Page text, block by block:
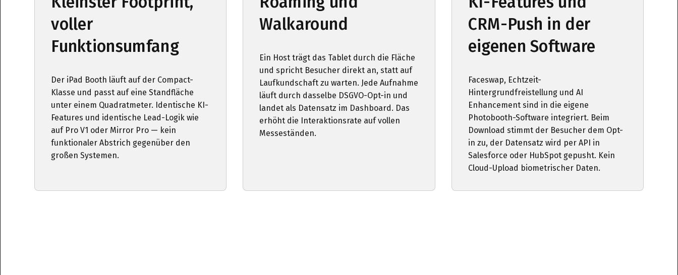
voller
Funktionsumfang
Der iPad Booth läuft auf der Compact-
Klasse und passt auf eine Standfläche
unter einem Quadratmeter. Identische KI-
Features und identische Lead-Logik wie
auf Pro V1 oder Mirror Pro — kein
funktionaler Abstrich gegenüber den
großen Systemen.
Walkaround
Ein Host trägt das Tablet durch die Fläche
und spricht Besucher direkt an, statt auf
Laufkundschaft zu warten. Jede Aufnahme
läuft durch dasselbe DSGVO-Opt-in und
landet als Datensatz im Dashboard. Das
erhöht die Interaktionsrate auf vollen
Messeständen.
CRM-Push in der
eigenen Software
Faceswap, Echtzeit-
Hintergrundfreistellung und AI
Enhancement sind in die eigene
Photobooth-Software integriert. Beim
Download stimmt der Besucher dem Opt-
in zu, der Datensatz wird per API in
Salesforce oder HubSpot gepusht. Kein
Cloud-Upload biometrischer Daten.